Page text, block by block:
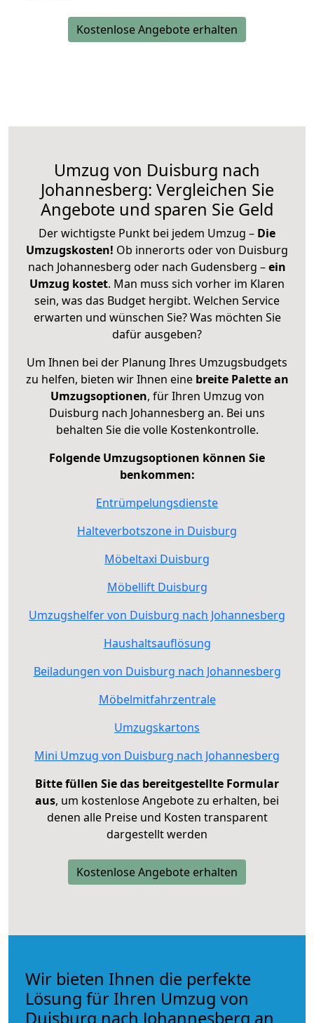
Kostenlose Angebote erhalten
Umzug von Duisburg nach
Johannesberg: Vergleichen Sie
Angebote und sparen Sie Geld
Der wichtigste Punkt bei jedem Umzug – Die
Umzugskosten! Ob innerorts oder von Duisburg
nach Johannesberg oder nach Gudensberg –ein
Umzug kostet. Man muss sich vorher im Klaren
sein, was das Budget hergibt. Welchen Service
erwarten und wünschen Sie? Was möchten Sie
dafür ausgeben?
Um Ihnen bei der Planung Ihres Umzugsbudgets
zu helfen, bieten wir Ihnen eine breite Palette an
Umzugsoptionen, für Ihren Umzug von
Duisburg nach Johannesberg an. Bei uns
behalten Sie die volle Kostenkontrolle.
Folgende Umzugsoptionen können Sie
benkommen:
Entrümpelungsdienste
Halteverbotszone in Duisburg
Möbeltaxi Duisburg
Möbellift Duisburg
Umzugshelfer von Duisburg nach Johannesberg
Haushaltsauflösung
Beiladungen von Duisburg nach Johannesberg
Möbelmitfahrzentrale
Umzugskartons
Mini Umzug von Duisburg nach Johannesberg
Bitte füllen Sie das bereitgestellte Formular
aus, um kostenlose Angebote zu erhalten, bei
denen alle Preise und Kosten transparent
dargestellt werden
Kostenlose Angebote erhalten
Wir bieten Ihnen die perfekte
Lösung für Ihren Umzug von
Duisburg nach Johannesberg an